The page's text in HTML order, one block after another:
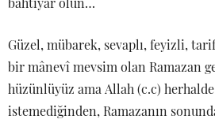
Güzel, mübarek, sevaplı, feyizli,
bir mânevî mevsim olan Ramazan
hüzünlüyüz ama Allah (c.c)
istemediğinden, Ramazanın